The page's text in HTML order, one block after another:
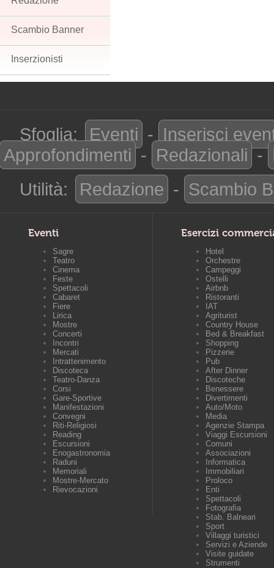
Scambio Banner
Inserzionisti
Sfoglia: Eventi - Inserisci
Approfondimenti - Redazionali -
Utilità:
Redazione - Scambio
Eventi
Sagre
Teatro
Cinema
Feste
Spettacoli
Cabaret
Fiere
Lirica
Mostre
Concerti
Incontri
Mercati
Intrattenimento
Discoteca
Teatro-Danza
Corsi
Gare-Sportive
Manifestazioni
Convegni
Riti-Religiosi
Reading
Escursioni
Enogastronomia
Raduni
Memoriali
Mostre-Mercato
Rievocazioni
Esercizi
Hotel
Orchestre
Campeggi
Ostelli
Airbnb
Ristoranti
IAT
Agriturist
Country House
Bed & Breakfast
Shopping
Pizzerie
Pub
After Dinner
Discoteche
Benessere
Divertimenti
Auto/Moto
Media
Agenzie Stampa
Viaggi Escursioni
Comuni
Associazioni
Informatica
Immobiliari
Proloco
Enti
Spettacoli
Fotografia
Stab. Balneari
Sport
Villaggi turistici
Servizi e Aziende
Visite guidate
Strumenti